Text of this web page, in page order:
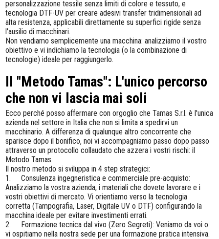
personalizzazione tessile senza limiti di colore e tessuto, e
tecnologia DTF-UV per creare adesivi transfer tridimensionali ad
alta resistenza, applicabili direttamente su superfici rigide senza
l'ausilio di macchinari.
Non vendiamo semplicemente una macchina: analizziamo il vostro
obiettivo e vi indichiamo la tecnologia (o la combinazione di
tecnologie) ideale per raggiungerlo.
Il "Metodo Tamas": L'unico percorso
che non vi lascia mai soli
Ecco perché posso affermare con orgoglio che Tamas S.r.l. è l'unica
azienda nel settore in Italia che non si limita a spedirvi un
macchinario. A differenza di qualunque altro concorrente che
sparisce dopo il bonifico, noi vi accompagniamo passo dopo passo
attraverso un protocollo collaudato che azzera i vostri rischi: il
Metodo Tamas.
Il nostro metodo si sviluppa in 4 step strategici:
1.
Consulenza ingegneristica e commerciale pre-acquisto:
Analizziamo la vostra azienda, i materiali che dovete lavorare e i
vostri obiettivi di mercato. Vi orientiamo verso la tecnologia
corretta (Tampografia, Laser, Digitale UV o DTF) configurando la
macchina ideale per evitare investimenti errati.
2.
Formazione tecnica dal vivo (Zero Segreti): Veniamo da voi o
vi ospitiamo nella nostra sede per una formazione pratica intensiva.